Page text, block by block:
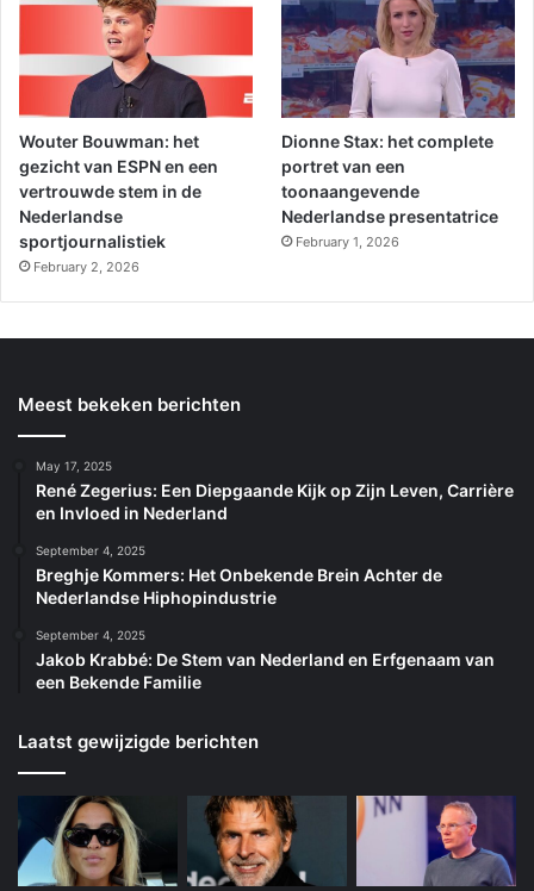
Wouter Bouwman: het
gezicht van ESPN en een
vertrouwde stem in de
Nederlandse
sportjournalistiek
February 2, 2026
Dionne Stax: het complete
portret van een
toonaangevende
Nederlandse presentatrice
February 1, 2026
Meest bekeken berichten
May 17, 2025
René Zegerius: Een Diepgaande Kijk op Zijn Leven, Carrière
en Invloed in Nederland
September 4, 2025
Breghje Kommers: Het Onbekende Brein Achter de
Nederlandse Hiphopindustrie
September 4, 2025
Jakob Krabbé: De Stem van Nederland en Erfgenaam van
een Bekende Familie
Laatst gewijzigde berichten